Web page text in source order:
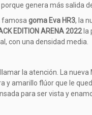
genera más salida
famosa goma Eva HR3, la
EDITION ARENA 2022la
con una densidad media.
la atención. La nueva
y amarillo flúor que le
para ser vista y